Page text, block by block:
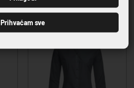
40,46 €
Prihvaćam sve